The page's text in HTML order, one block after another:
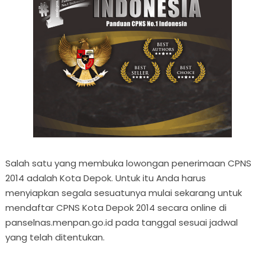
Salah satu yang membuka lowongan penerimaan CPNS
2014 adalah Kota Depok. Untuk itu Anda harus
menyiapkan segala sesuatunya mulai sekarang untuk
mendaftar CPNS Kota Depok 2014 secara online di
panselnas.menpan.go.id pada tanggal sesuai jadwal
yang telah ditentukan.